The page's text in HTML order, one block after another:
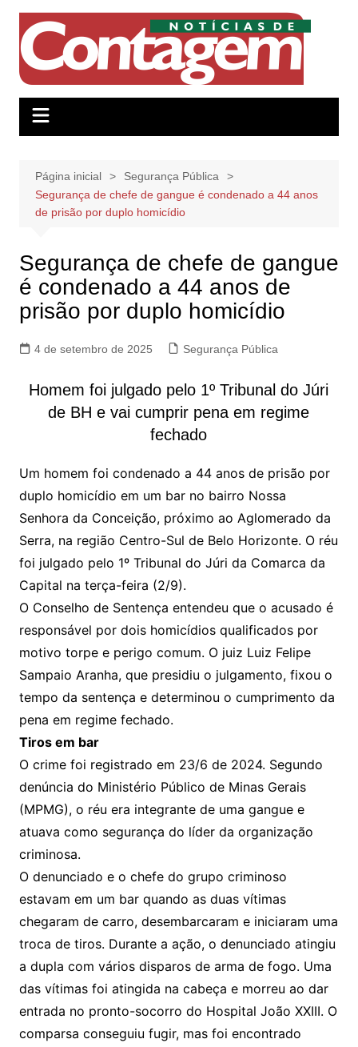
conteúdo
Página inicial
Segurança Pública
Segurança de chefe de gangue é condenado a 44 anos
de prisão por duplo homicídio
Segurança de chefe de gangue
é condenado a 44 anos de
prisão por duplo homicídio
4 de setembro de 2025 Segurança Pública
Homem foi julgado pelo 1º Tribunal do Júri
de BH e vai cumprir pena em regime
fechado
Um homem foi condenado a 44 anos de prisão por
duplo homicídio em um bar no bairro Nossa
Senhora da Conceição, próximo ao Aglomerado da
Serra, na região Centro-Sul de Belo Horizonte. O réu
foi julgado pelo 1º Tribunal do Júri da Comarca da
Capital na terça-feira (2/9).
O Conselho de Sentença entendeu que o acusado é
responsável por dois homicídios qualificados por
motivo torpe e perigo comum. O juiz Luiz Felipe
Sampaio Aranha, que presidiu o julgamento, fixou o
tempo da sentença e determinou o cumprimento da
pena em regime fechado.
Tiros em bar
O crime foi registrado em 23/6 de 2024. Segundo
denúncia do Ministério Público de Minas Gerais
(MPMG), o réu era integrante de uma gangue e
atuava como segurança do líder da organização
criminosa.
O denunciado e o chefe do grupo criminoso
estavam em um bar quando as duas vítimas
chegaram de carro, desembarcaram e iniciaram uma
troca de tiros. Durante a ação, o denunciado atingiu
a dupla com vários disparos de arma de fogo. Uma
das vítimas foi atingida na cabeça e morreu ao dar
entrada no pronto-socorro do Hospital João XXIII. O
comparsa conseguiu fugir, mas foi encontrado